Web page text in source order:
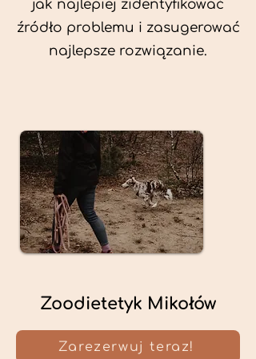
jak najlepiej zidentyfikować
źródło problemu i zasugerować
najlepsze rozwiązanie.
Zoodietetyk Mikołów
Zarezerwuj teraz!